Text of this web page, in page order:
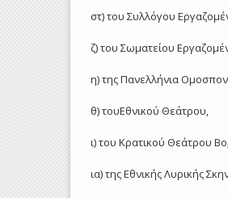
στ) του Συλλόγου
ζ) του Σωματείου
η) της Πανελλήνια
θ) τουΕθνικού Θεάτρου,
ι) του Κρατικού Θεάτρου
ια) της Εθνικής Λυρικής